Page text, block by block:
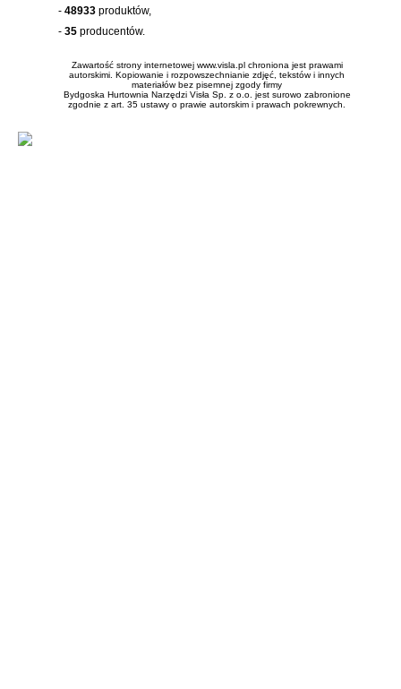
- 48933 produktów,
- 35 producentów.
Zawartość strony internetowej www.visla.pl chroniona jest prawami
autorskimi. Kopiowanie i rozpowszechnianie zdjęć, tekstów i innych
materiałów bez pisemnej zgody firmy
Bydgoska Hurtownia Narzędzi Visła Sp. z o.o. jest surowo zabronione
zgodnie z art. 35 ustawy o prawie autorskim i prawach pokrewnych.